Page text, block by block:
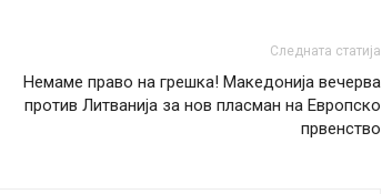
Следната статија
Немаме право на грешка! Македонија вечерва
против Литванија за нов пласман на Европско
првенство